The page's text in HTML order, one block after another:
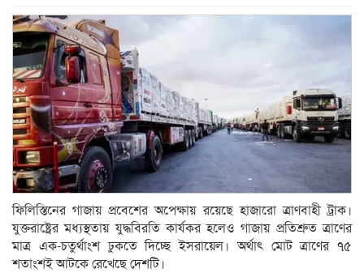
ফিলিস্তিনের গাজায় প্রবেশের অপেক্ষায় রয়েছে হাজারো ত্রাণবাহী ট্রাক।
যুক্তরাষ্ট্রের মধ্যস্থতায় যুদ্ধবিরতি কার্যকর হলেও গাজায় প্রতিশ্রুত ত্রাণের
মাত্র এক-চতুর্থাংশ ঢুকতে দিচ্ছে ইসরায়েল। অর্থাৎ মোট ত্রাণের ৭৫
শতাংশই আটকে রেখেছে দেশটি।